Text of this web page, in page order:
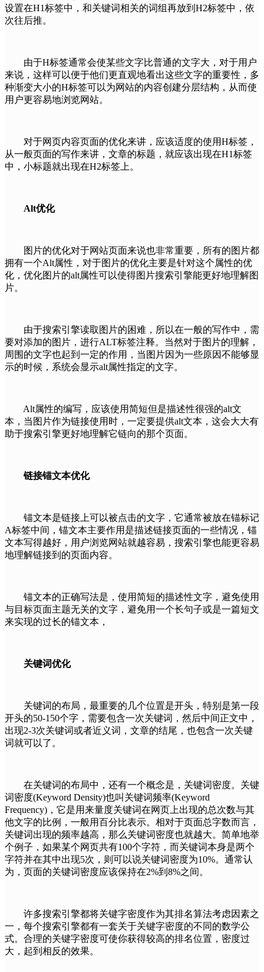
设置在H1标签中，和关键词相关的词组再放到H2标签中，依
次往后推。
由于H标签通常会使某些文字比普通的文字大，对于用户
来说，这样可以便于他们更直观地看出这些文字的重要性，多
种渐变大小的H标签可以为网站的内容创建分层结构，从而使
用户更容易地浏览网站。
对于网页内容页面的优化来讲，应该适度的使用H标签，
从一般页面的写作来讲，文章的标题，就应该出现在H1标签
中，小标题就出现在H2标签上。
Alt优化
图片的优化对于网站页面来说也非常重要，所有的图片都
拥有一个Alt属性，对于图片的优化主要是针对这个属性的优
化，优化图片的alt属性可以使得图片搜索引擎能更好地理解图
片。
由于搜索引擎读取图片的困难，所以在一般的写作中，需
要对添加的图片，进行ALT标签注释。当然对于图片的理解，
周围的文字也起到一定的作用，当图片因为一些原因不能够显
示的时候，系统会显示alt属性指定的文字。
Alt属性的编写，应该使用简短但是描述性很强的alt文
本，当图片作为链接使用时，一定要提供alt文本，这会大大有
助于搜索引擎更好地理解它链向的那个页面。
链接锚文本优化
锚文本是链接上可以被点击的文字，它通常被放在锚标记
A标签中间，锚文本主要作用是描述链接页面的一些情况，锚
文本写得越好，用户浏览网站就越容易，搜索引擎也能更容易
地理解链接到的页面内容。
锚文本的正确写法是，使用简短的描述性文字，避免使用
与目标页面主题无关的文字，避免用一个长句子或是一篇短文
来实现的过长的锚文本，
关键词优化
关键词的布局，最重要的几个位置是开头，特别是第一段
开头的50-150个字，需要包含一次关键词，然后中间正文中，
出现2-3次关键词或者近义词，文章的结尾，也包含一次关键
词就可以了。
在关键词的布局中，还有一个概念是，关键词密度。关键
词密度(Keyword Density)也叫关键词频率(Keyword
Frequency)，它是用来量度关键词在网页上出现的总次数与其
他文字的比例，一般用百分比表示。相对于页面总字数而言，
关键词出现的频率越高，那么关键词密度也就越大。简单地举
个例子，如果某个网页共有100个字符，而关键词本身是两个
字符并在其中出现5次，则可以说关键词密度为10%。通常认
为，页面的关键词密度应该保持在2%到8%之间。
许多搜索引擎都将关键字密度作为其排名算法考虑因素之
一，每个搜索引擎都有一套关于关键字密度的不同的数学公
式。合理的关键字密度可使你获得较高的排名位置，密度过
大，起到相反的效果。